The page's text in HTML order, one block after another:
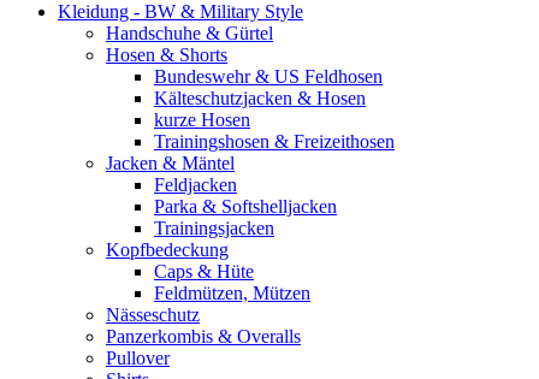
Kleidung - BW & Military Style
Handschuhe & Gürtel
Hosen & Shorts
Bundeswehr & US Feldhosen
Kälteschutzjacken & Hosen
kurze Hosen
Trainingshosen & Freizeithosen
Jacken & Mäntel
Feldjacken
Parka & Softshelljacken
Trainingsjacken
Kopfbedeckung
Caps & Hüte
Feldmützen, Mützen
Nässeschutz
Panzerkombis & Overalls
Pullover